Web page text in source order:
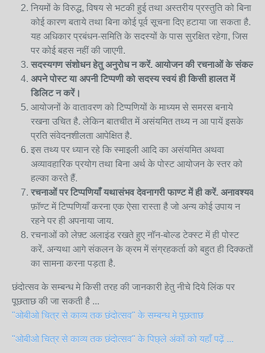
नियमों के विरुद्ध, विषय से भटकी हुई तथा अस्तरीय प्रस्तुति को बिना
कोई कारण बताये तथा बिना कोई पूर्व सूचना दिए हटाया जा सकता है.
यह अधिकार प्रबंधन-समिति के सदस्यों के पास सुरक्षित रहेगा, जिस
पर कोई बहस नहीं की जाएगी.
सदस्यगण संशोधन हेतु अनुरोध न करें. आयोजन की रचनाओं के संकलन
अपने पोस्ट या अपनी टिप्पणी को सदस्य स्वयं ही किसी हालत में
डिलिट न करें।
आयोजनों के वातावरण को टिप्पणियों के माध्यम से समरस बनाये
रखना उचित है. लेकिन बातचीत में असंयमित तथ्य न आ पायें इसके
प्रति संवेदनशीलता आपेक्षित है.
इस तथ्य पर ध्यान रहे कि स्माइली आदि का असंयमित अथवा
अव्यावहारिक प्रयोग तथा बिना अर्थ के पोस्ट आयोजन के स्तर को
हल्का करते हैं.
रचनाओं पर टिप्पणियाँ यथासंभव देवनागरी फाण्ट में ही करें. अनावश्यक
फ़ॉण्ट में टिप्पणियाँ करना एक ऐसा रास्ता है जो अन्य कोई उपाय न
रहने पर ही अपनाया जाय.
रचनाओं को लेफ़्ट अलाइंड रखते हुए नॉन-बोल्ड टेक्स्ट में ही पोस्ट
करें. अन्यथा आगे संकलन के क्रम में संग्रहकर्ता को बहुत ही दिक्कतों
का सामना करना पड़ता है.
छंदोत्सव के सम्बन्ध मे किसी तरह की जानकारी हेतु नीचे दिये लिंक पर
पूछताछ की जा सकती है ...
"ओबीओ चित्र से काव्य तक छंदोत्सव" के सम्बन्ध मे पूछताछ
"ओबीओ चित्र से काव्य तक छंदोत्सव" के पिछ्ले अंकों को यहाँ पढ़ें ...